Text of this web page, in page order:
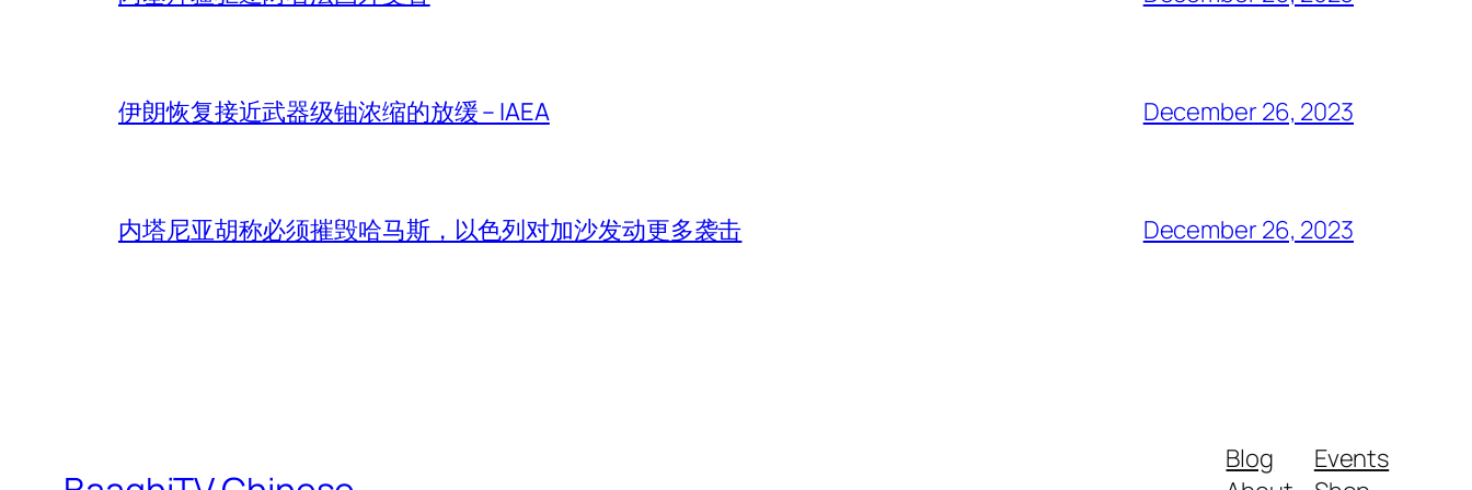
伊朗恢复接近武器级铀浓缩的放缓 – IAEA December 26, 2023
内塔尼亚胡称必须摧毁哈马斯，以色列对加沙发动更多袭击 December 26, 2023
Blog
Events